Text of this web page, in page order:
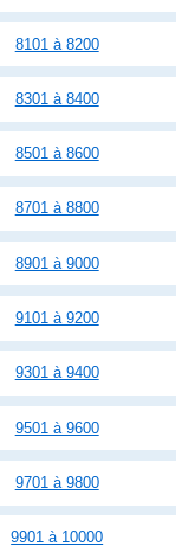
8101 à 8200
8301 à 8400
8501 à 8600
8701 à 8800
8901 à 9000
9101 à 9200
9301 à 9400
9501 à 9600
9701 à 9800
9901 à 10000